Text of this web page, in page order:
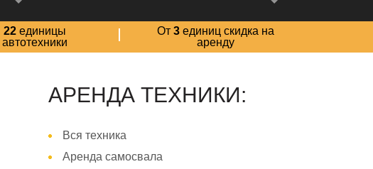
22 единицы
автотехники
От3 единиц скидка на
аренду
АРЕНДА ТЕХНИКИ:
Вся техника
Аренда самосвала